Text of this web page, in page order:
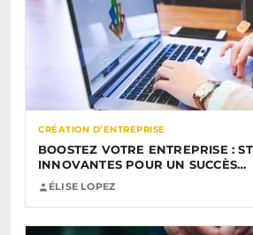
CRÉATION D’ENTREPRISE
BOOSTEZ VOTRE ENTREPRISE :
INNOVANTES POUR UN SUCCÈS…
ÉLISE LOPEZ